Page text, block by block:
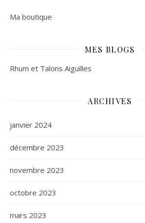
Ma boutique
MES BLOGS
Rhum et Talons Aiguilles
ARCHIVES
janvier 2024
décembre 2023
novembre 2023
octobre 2023
mars 2023